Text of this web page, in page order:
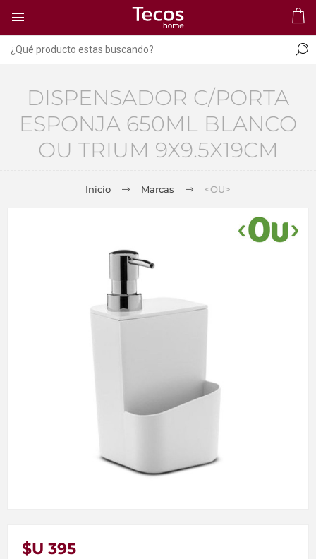
DISPENSADOR C/PORTA
ESPONJA 650ML BLANCO
OU TRIUM 9X9.5X19CM
Inicio Marcas <OU>
$U 395